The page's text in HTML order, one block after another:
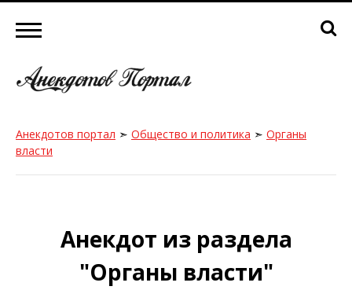
Анекдотов портал ➣ Общество и политика ➣ Органы
власти
Анекдот из раздела
"Органы власти"